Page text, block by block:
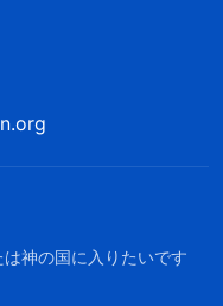
神の国に入りたいです